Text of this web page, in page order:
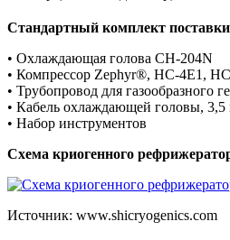
Стандартный комплект
• Охлаждающая голова CH-204N
• Компрессор Zephyr®, HC-4E1,
• Трубопровод для газообразного
• Кабель охлаждающей головы, 3,5
• Набор инструментов
Схема криогенного
Источник: www.shicryogenics.com